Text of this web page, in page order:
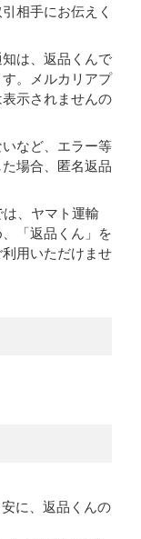
相手にお伝えく
は、返品くんで
。メルカリアプ
示されませんの
など、エラー等
場合、匿名返品
、ヤマト運輸
「返品くん」を
用いただけませ
に、返品くんの